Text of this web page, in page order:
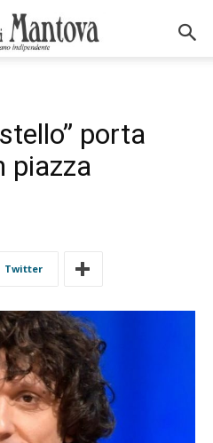
porta
piazza
Twitter